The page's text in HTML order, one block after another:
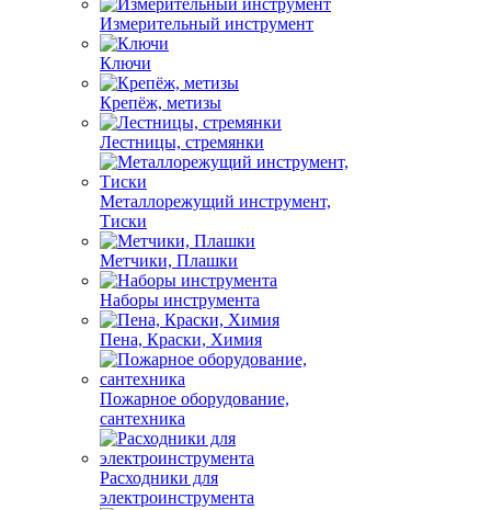
Измерительный инструмент
Ключи
Крепёж, метизы
Лестницы, стремянки
Металлорежущий инструмент,
Тиски
Метчики, Плашки
Наборы инструмента
Пена, Краски, Химия
Пожарное оборудование,
сантехника
Расходники для
электроинструмента